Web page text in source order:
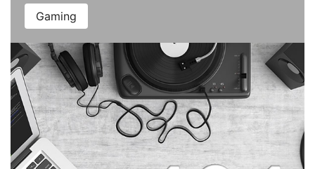
Gaming